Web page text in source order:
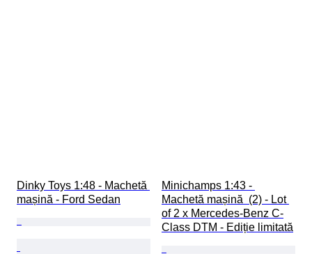
Dinky Toys 1:48 - Machetă
mașină - Ford Sedan
Minichamps 1:43 -
Machetă mașină  (2) - Lot
of 2 x Mercedes-Benz C-
Class DTM - Ediție limitată